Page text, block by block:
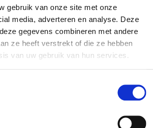
gebruik van onze site met onze
media, adverteren en analyse. Deze
gegevens combineren met andere
ze heeft verstrekt of die ze hebben
van uw gebruik van hun services.